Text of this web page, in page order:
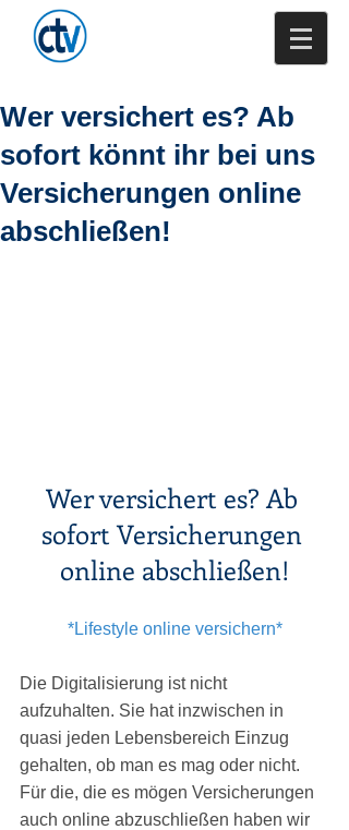
Wer versichert es? Ab
sofort könnt ihr bei uns
Versicherungen online
abschließen!
Wer versichert es? Ab
sofort Versicherungen
online abschließen!
*Lifestyle online versichern*
Die Digitalisierung ist nicht
aufzuhalten. Sie hat inzwischen in
quasi jeden Lebensbereich Einzug
gehalten, ob man es mag oder nicht.
Für die, die es mögen Versicherungen
auch online abzuschließen haben wir